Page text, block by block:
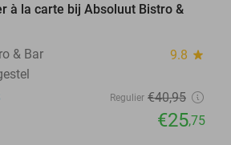
à la carte bij Absoluut Bistro &
& Bar
9.8 star
Regulier €40,95
€25,75